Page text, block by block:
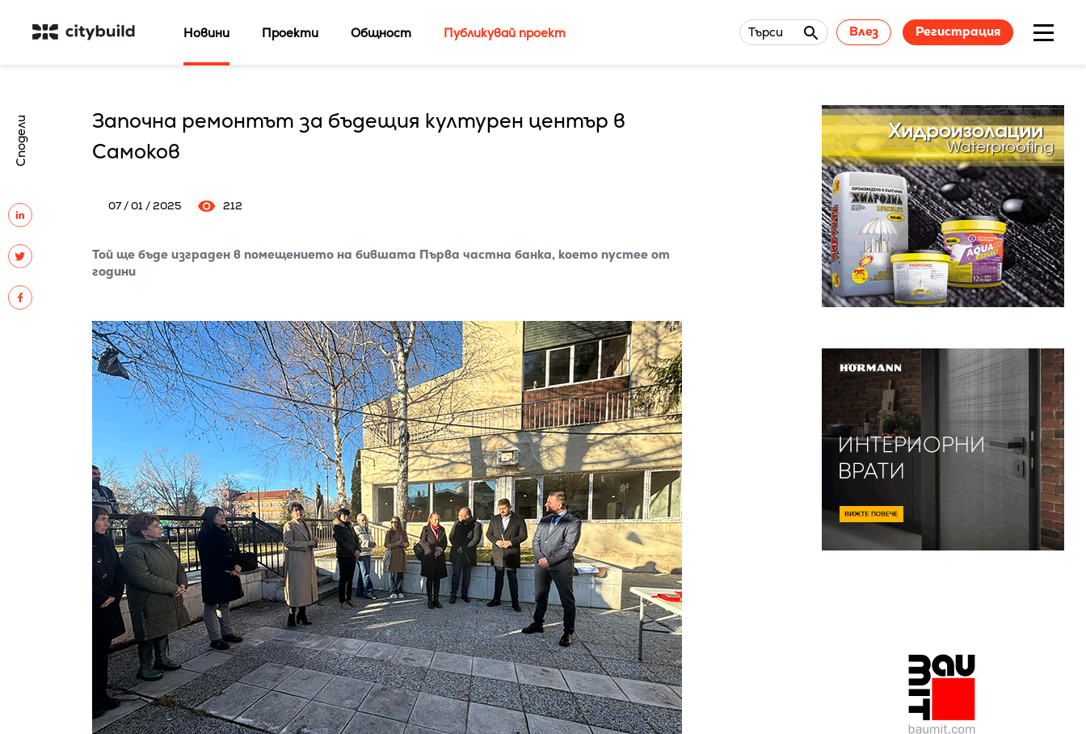
Новини Проекти Общност Публикувай проект Търси Влез Регистрация
Сподели
Започна ремонтът за бъдещия културен център в
Самоков
07 / 01 / 2025 212
Той ще бъде изграден в помещението на бившата Първа частна банка, което пустее от
години